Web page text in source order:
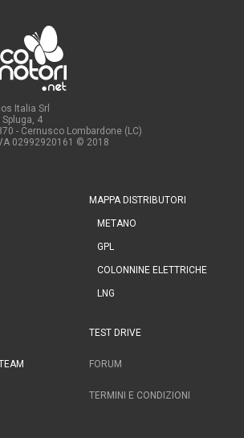
Italia Srl
Spluga, 4
- Cernusco Lombardone (LC)
02992920161 © 2018
MAPPA DISTRIBUTORI
METANO
GPL
COLONNINE ELETTRICHE
LNG
TEST DRIVE
FORUM
TERMINI E CONDIZIONI